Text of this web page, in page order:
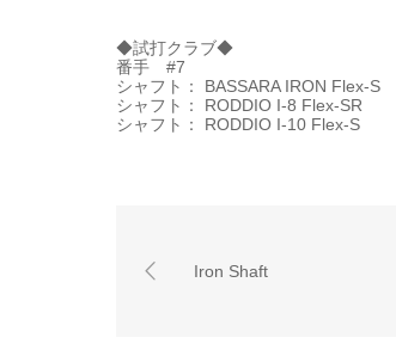
◆試打クラブ◆
番手 #7
シャフト： BASSARA IRON Flex-S
シャフト： RODDIO I-8 Flex-SR
シャフト： RODDIO I-10 Flex-S
Iron Shaft